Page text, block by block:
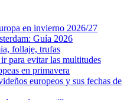
en invierno 2026/27
Guía 2026
follaje, trufas
para evitar las multitudes
en primavera
europeos y sus fechas de